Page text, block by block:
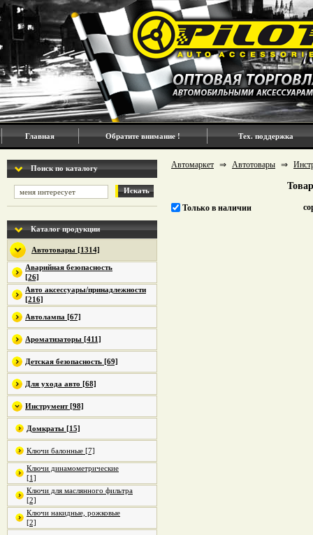
Главная Обратите внимание ! Тех. поддержка
Поиск по каталогу
Искать
Каталог продукции
Автотовары [1314]
Аварийная безопасность
[26]
Авто аксессуары/принадлежности
[216]
Автолампа [67]
Ароматизаторы [411]
Детская безопасность [69]
Для ухода авто [68]
Инструмент [98]
Домкраты [15]
Ключи балонные [7]
Ключи динамометрические
[1]
Ключи для маслянного фильтра
[2]
Ключи накидные, рожковые
[2]
Автомаркет ⇒ Автотовары ⇒
Только в наличии